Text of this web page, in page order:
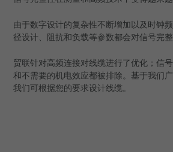
前道生产
后道生产
更多洁净室应用
新闻
案例介绍
产品新闻
销售网络
关于我们
由于数字设计的复杂性不断增加以及时钟
径设计、阻抗和负载等参数都会对信号完整
贸联针对高频连接对线缆进行了优化；信
和不需要的机电效应都被排除。基于我们
我们可根据您的要求设计线缆。